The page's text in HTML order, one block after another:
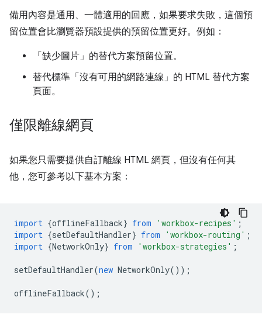
備用內容是通用、一體適用的回應，如果要求失敗，這個預
留位置會比瀏覽器預設提供的預留位置更好。例如：
「缺少圖片」的替代方案預留位置。
替代標準「沒有可用的網路連線」的 HTML 替代方案
頁面。
僅限離線網頁
如果您只需要提供自訂離線 HTML 網頁，但沒有任何其
他，您可參考以下基本方案：
import {offlineFallback} from 'workbox-recipes' ;
import {setDefaultHandler} from 'workbox-routing' ;
import {NetworkOnly} from 'workbox-strategies' ;
setDefaultHandler(new NetworkOnly());
offlineFallback();